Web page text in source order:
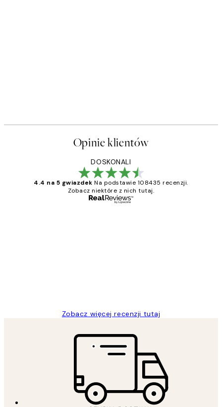
Opinie klientów
DOSKONALI
4.4 na 5 gwiazdek Na podstawie 108435 recenzji.
Zobacz niektóre z nich tutaj.
Zobacz więcej recenzji tutaj